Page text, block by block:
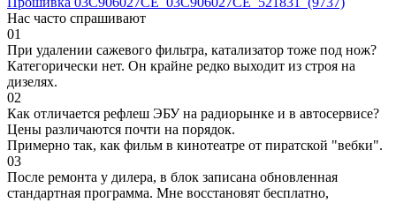
Нас часто спрашивают
01
При удалении сажевого фильтра, катализатор тоже под нож?
Категорически нет. Он крайне редко выходит из строя на
дизелях.
02
Как отличается рефлеш ЭБУ на радиорынке и в автосервисе?
Цены различаются почти на порядок.
Примерно так, как фильм в кинотеатре от пиратской "вебки".
03
После ремонта у дилера, в блок записана обновленная
стандартная программа. Мне восстановят бесплатно,